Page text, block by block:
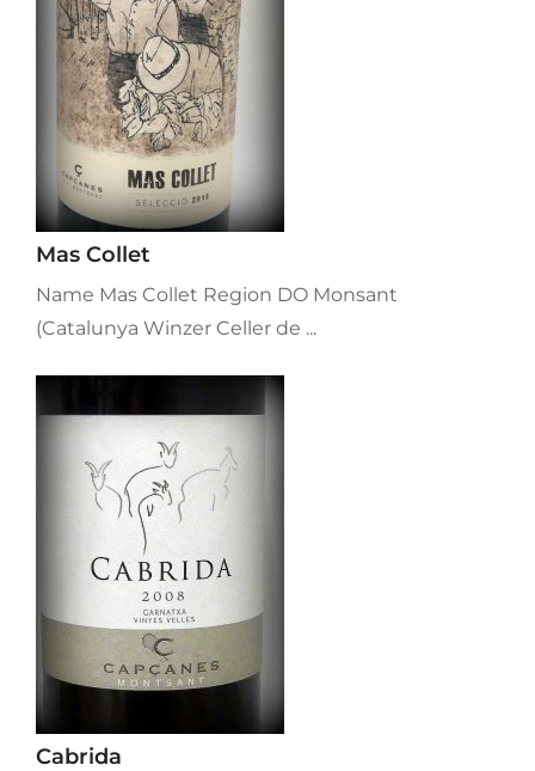
Mas Collet
Name Mas Collet Region DO Monsant
(Catalunya Winzer Celler de ...
Cabrida